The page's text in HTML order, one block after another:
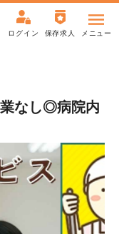
ログイン 保存求人 メニュー
業なし◎病院内